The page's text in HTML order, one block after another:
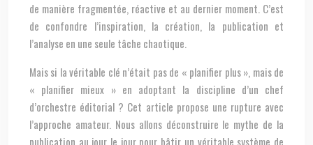
de manière fragmentée, réactive et au dernier moment. C’est
de confondre l’inspiration, la création, la publication et
l’analyse en une seule tâche chaotique.
Mais si la véritable clé n’était pas de « planifier plus », mais de
« planifier mieux » en adoptant la discipline d’un chef
d’orchestre éditorial ? Cet article propose une rupture avec
l’approche amateur. Nous allons déconstruire le mythe de la
publication au jour le jour pour bâtir un véritable système de